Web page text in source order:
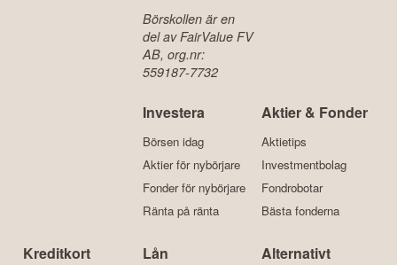
Börskollen är en
del av FairValue FV
AB, org.nr:
559187-7732
Investera
Börsen idag
Aktier för nybörjare
Fonder för nybörjare
Ränta på ränta
Aktier & Fonder
Aktietips
Investmentbolag
Fondrobotar
Bästa fonderna
Kreditkort Lån Alternativt